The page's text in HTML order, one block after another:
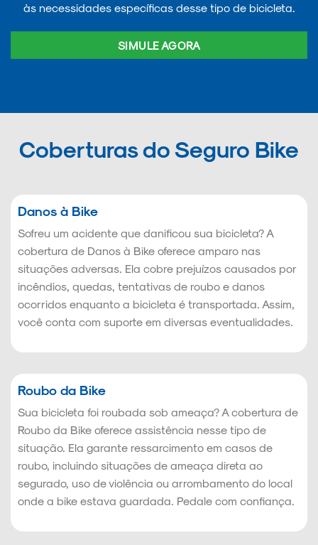
às necessidades específicas desse tipo de bicicleta.
SIMULE AGORA
Coberturas do Seguro Bike
Danos à Bike
Sofreu um acidente que danificou sua bicicleta? A
cobertura de Danos à Bike oferece amparo nas
situações adversas. Ela cobre prejuízos causados por
incêndios, quedas, tentativas de roubo e danos
ocorridos enquanto a bicicleta é transportada. Assim,
você conta com suporte em diversas eventualidades.
Roubo da Bike
Sua bicicleta foi roubada sob ameaça? A cobertura de
Roubo da Bike oferece assistência nesse tipo de
situação. Ela garante ressarcimento em casos de
roubo, incluindo situações de ameaça direta ao
segurado, uso de violência ou arrombamento do local
onde a bike estava guardada. Pedale com confiança.